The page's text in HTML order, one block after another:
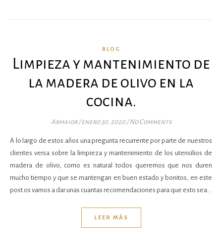
BLOG
Limpieza y mantenimiento de
la madera de olivo en la
cocina.
Armaior /enero 30, 2020 /No Comments
A lo largo de estos años una pregunta recurrente por parte de nuestros
clientes versa sobre la limpieza y mantenimiento de los utensilios de
madera de olivo, como es natural todos queremos que nos duren
mucho tiempo y que se mantengan en buen estado y bonitos, en este
post os vamos a dar unas cuantas recomendaciones para que esto sea…
LEER MÁS